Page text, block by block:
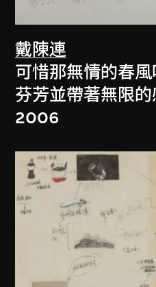
戴陳連
可惜那無情的春
芬芳並帶著無限
2006